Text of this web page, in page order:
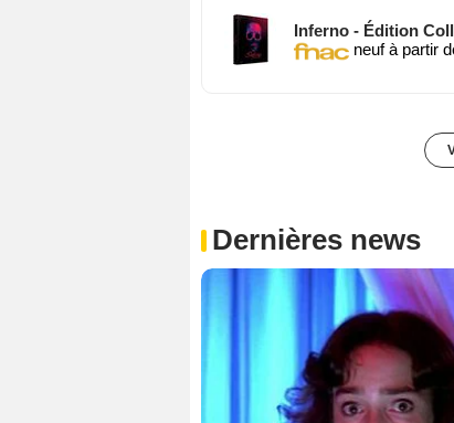
Inferno - Édition
neuf à partir
Dernières news